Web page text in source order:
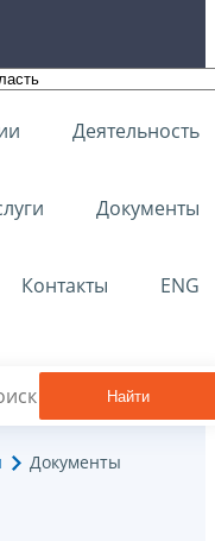
Деятельность
Документы
Контакты ENG
Найти
Документы